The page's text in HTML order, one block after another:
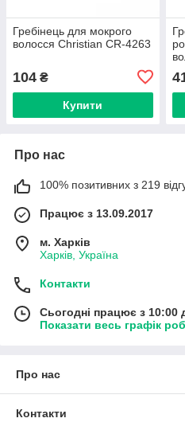
Гребінець для мокрого
волосся Christian CR-4263
104 ₴
Купити
Про нас
100% позитивних з 219
Працює з 13.09.2017
м. Харків
Харків, Україна
Контакти
Сьогодні працює з 10:00
Показати весь графік
Про нас
Контакти